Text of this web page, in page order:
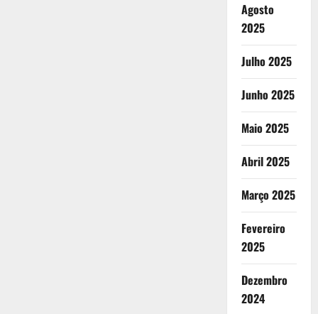
Agosto
2025
Julho 2025
Junho 2025
Maio 2025
Abril 2025
Março 2025
Fevereiro
2025
Dezembro
2024